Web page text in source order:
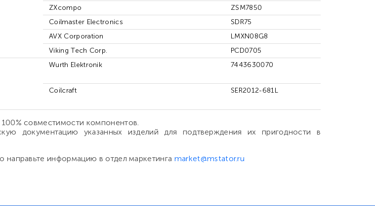
ZXcompo
ZSM7850
Coilmaster Electronics
SDR75
AVX Corporation
LMXN08G8
Viking Tech Corp.
PCD0705
Wurth Elektronik 7443630070
Coilcraft SER2012-681L
совместимости компонентов.
документацию указанных изделий для подтверждения их пригодности в
направьте информацию в отдел маркетинга market@mstator.ru